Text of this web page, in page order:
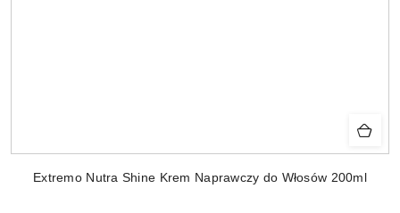
Extremo Nutra Shine Krem Naprawczy do Włosów 200ml